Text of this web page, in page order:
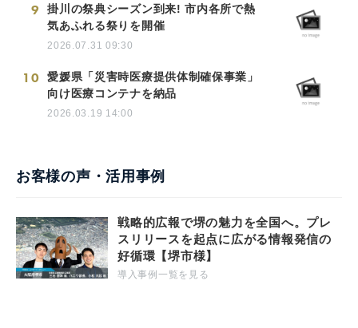
9
掛川の祭典シーズン到来! 市内各所で熱
気あふれる祭りを開催
2026.07.31 09:30
10
愛媛県「災害時医療提供体制確保事業」
向け医療コンテナを納品
2026.03.19 14:00
お客様の声・活用事例
戦略的広報で堺の魅力を全国へ。プレ
スリリースを起点に広がる情報発信の
好循環【堺市様】
導入事例一覧を見る